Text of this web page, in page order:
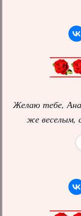
Желаю тебе,
же веселым,